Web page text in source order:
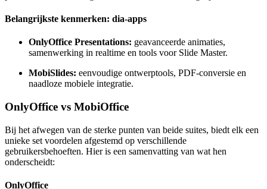
Belangrijkste kenmerken: dia-apps
OnlyOffice Presentations: geavanceerde animaties,
samenwerking in realtime en tools voor Slide Master.
MobiSlides: eenvoudige ontwerptools, PDF-conversie en
naadloze mobiele integratie.
OnlyOffice vs MobiOffice
Bij het afwegen van de sterke punten van beide suites, biedt elk een
unieke set voordelen afgestemd op verschillende
gebruikersbehoeften. Hier is een samenvatting van wat hen
onderscheidt:
OnlyOffice